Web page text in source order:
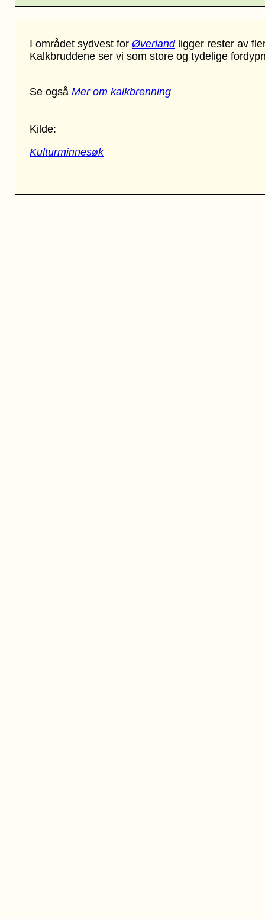
I området sydvest for Øverlandligger rester av
Kalkbruddene ser vi som store og tydelige
Se også Mer om kalkbrenning
Kilde:
Kulturminnesøk